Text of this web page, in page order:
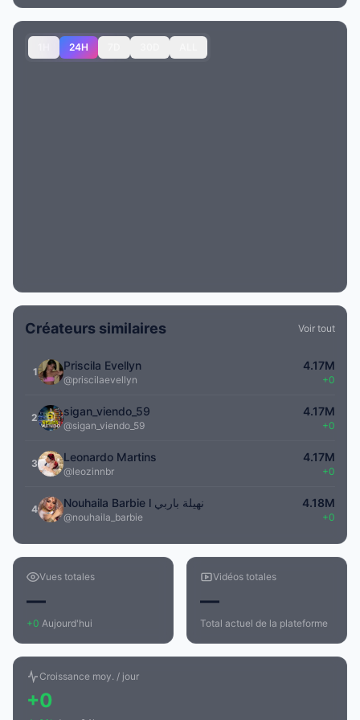
24H
Créateurs similaires Voir tout
1 Priscila Evellyn
@priscilaevellyn
4.17M
+0
2 sigan_viendo_59
@sigan_viendo_59
4.17M
+0
3 Leonardo Martins
@leozinnbr
4.17M
+0
4 Nouhaila Barbie l نهيلة باربي
@nouhaila_barbie
4.18M
+0
Vues totales
—
+0 Aujourd'hui
Vidéos totales
—
Total actuel de la plateforme
Croissance moy. / jour
+0